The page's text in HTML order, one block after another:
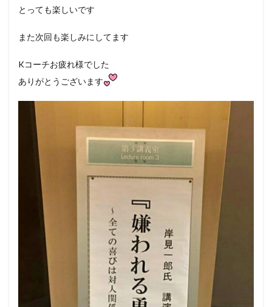
とっても楽しいです
また次回も楽しみにしてます
Kコーチお疲れ様でした
ありがとうございます